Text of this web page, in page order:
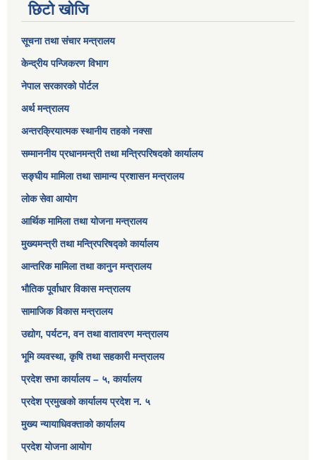
छिटो खोजि
सूचना तथा संचार मन्त्रालय
केन्द्रीय पन्जिकरण विभाग
नेपाल सरकारको पोर्टल
अर्थ मन्त्रालय
अन्तरक्रियात्मक स्थानीय तहको नक्सा
सम्माननीय प्रधानमन्त्री तथा मन्त्रिपरिषद‌को कार्यालय
सङ्‍घीय मामिला तथा सामान्य प्रशासन मन्त्रालय
लोक सेवा आयोग
आर्थिक मामिला तथा योजना मन्त्रालय​
मुख्यमन्त्री तथा मन्त्रिपरिषद्को कार्यालय
आन्तरिक मामिला तथा कानुन मन्त्रालय
भौतिक पूर्वाधार विकास मन्त्रालय
सामाजिक विकास मन्त्रालय
उद्योग, पर्यटन, वन तथा वातावरण मन्त्रालय
भूमि व्यवस्था, कृषि तथा सहकारी मन्त्रालय
प्रदेश सभा कार्यालय – ५, कार्यालय
प्रदेश प्रमुखको कार्यालय प्रदेश न. ५
मुख्य न्यायाधिवक्ताको कार्यालय
प्रदेश योजना आयोग